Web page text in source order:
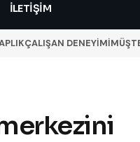
İLETIŞIM
ÇALIŞAN DENEYİMİ